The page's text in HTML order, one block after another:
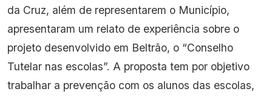
da Cruz, além de representarem o Município,
apresentaram um relato de experiência sobre o
projeto desenvolvido em Beltrão, o “Conselho
Tutelar nas escolas”. A proposta tem por objetivo
trabalhar a prevenção com os alunos das escolas,